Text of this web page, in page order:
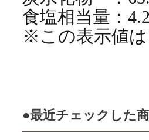
食塩相当量：
※この表示値
●最近チェックした